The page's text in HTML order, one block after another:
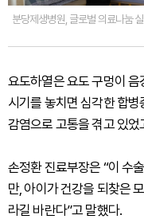
분당제생병원, 글로벌 의료나눔
요도하열은 요도 구멍이
시기를 놓치면 심각한 합
감염으로 고통을 겪고 있
손정환 진료부장은 “이 수
만, 아이가 건강을 되찾은
라길 바란다”고 말했다.